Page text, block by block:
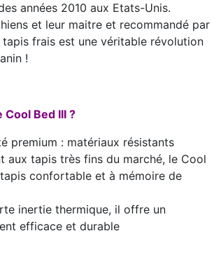
années 2010 aux Etats-Unis.
et leur maitre et recommandé par
tapis frais est une véritable révolution
!
Bed III ?
premium : matériaux résistants
aux tapis très fins du marché, le Cool
confortable et à mémoire de
inertie thermique, il offre un
efficace et durable